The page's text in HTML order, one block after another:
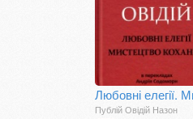
Публій Овідій Назон